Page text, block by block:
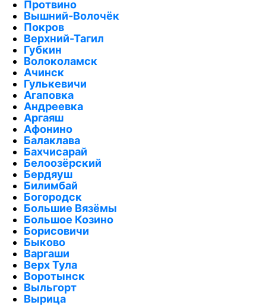
Протвино
Вышний-Волочёк
Покров
Верхний-Тагил
Губкин
Волоколамск
Ачинск
Гулькевичи
Агаповка
Андреевка
Аргаяш
Афонино
Балаклава
Бахчисарай
Белоозёрский
Бердяуш
Билимбай
Богородск
Большие Вязёмы
Большое Козино
Борисовичи
Быково
Варгаши
Верх Тула
Воротынск
Выльгорт
Вырица